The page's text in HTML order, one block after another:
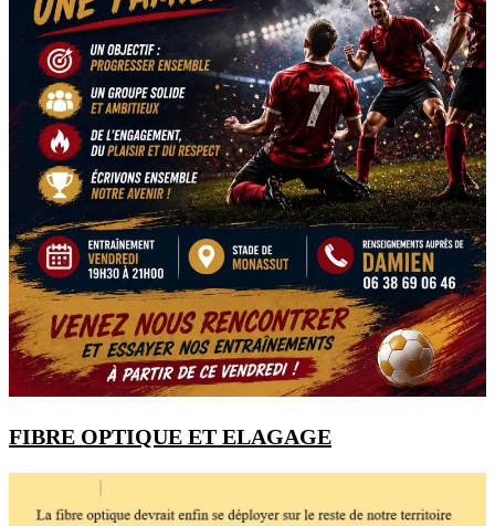
FIBRE OPTIQUE ET ELAGAGE